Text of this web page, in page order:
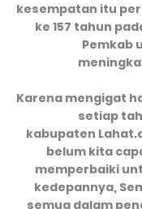
kesempatan itu
ke 157 tahun
Pemkab
Karena mengigat
setiap
kabupaten
belum kita
memperbaiki
kedepannya,
semua dalam